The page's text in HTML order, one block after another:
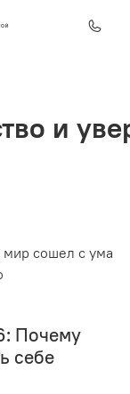
сошел с ума
Почему
себе